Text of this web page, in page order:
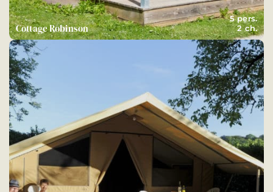
Cottage Robinson
5 pers.
2 ch.